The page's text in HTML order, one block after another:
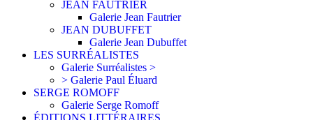
JEAN FAUTRIER
Galerie Jean Fautrier
JEAN DUBUFFET
Galerie Jean Dubuffet
LES SURRÉALISTES
Galerie Surréalistes >
> Galerie Paul Éluard
SERGE ROMOFF
Galerie Serge Romoff
ÉDITIONS LITTÉRAIRES